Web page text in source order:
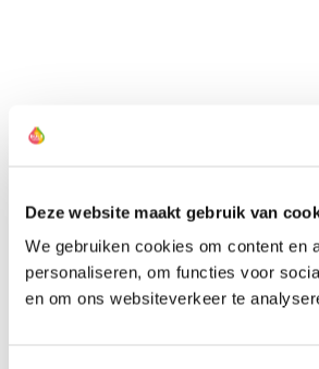
Deze website maakt gebruik van
We gebruiken cookies om content en
personaliseren, om functies voor
en om ons websiteverkeer te